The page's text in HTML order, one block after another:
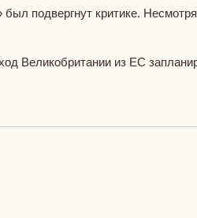
подвергнут критике.
Великобритании из ЕС